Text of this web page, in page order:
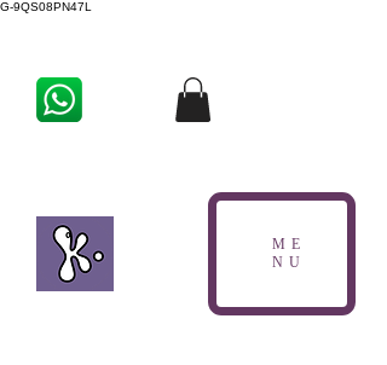
G-9QS08PN47L
ME
NU